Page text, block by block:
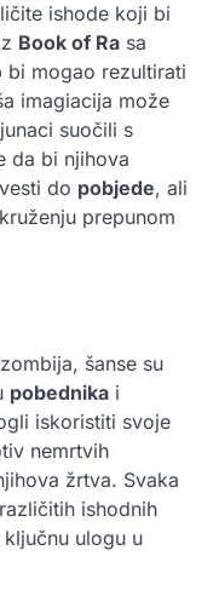
ishode koji bi
Book of Ra sa
bi mogao rezultirati
imagiacija može
suočili s
da bi njihova
do pobjede, ali
prepunom
šanse su
pobednika i
iskoristiti svoje
nemrtvih
žrtva. Svaka
ishodnih
ulogu u